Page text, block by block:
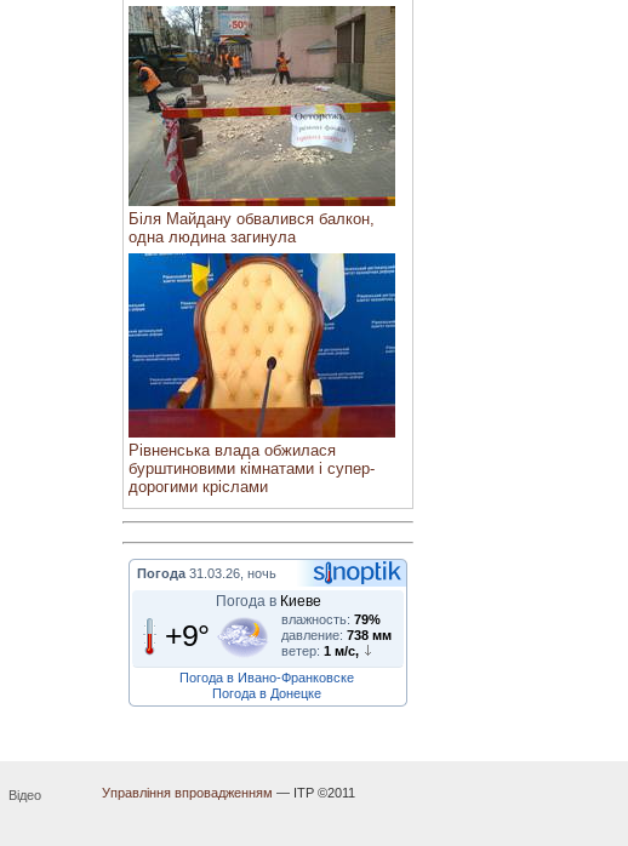
Біля Майдану обвалився балкон,
одна людина загинула
Рівненська влада обжилася
бурштиновими кімнатами і супер-
дорогими кріслами
Погода 31.03.26, ночь
Погода в Киеве
+9° влажность: 79%
давление: 738 мм
ветер: 1 м/с,
Погода в Ивано-Франковске
Погода в Донецке
Відео
Управління впровадженням — ІТР ©2011